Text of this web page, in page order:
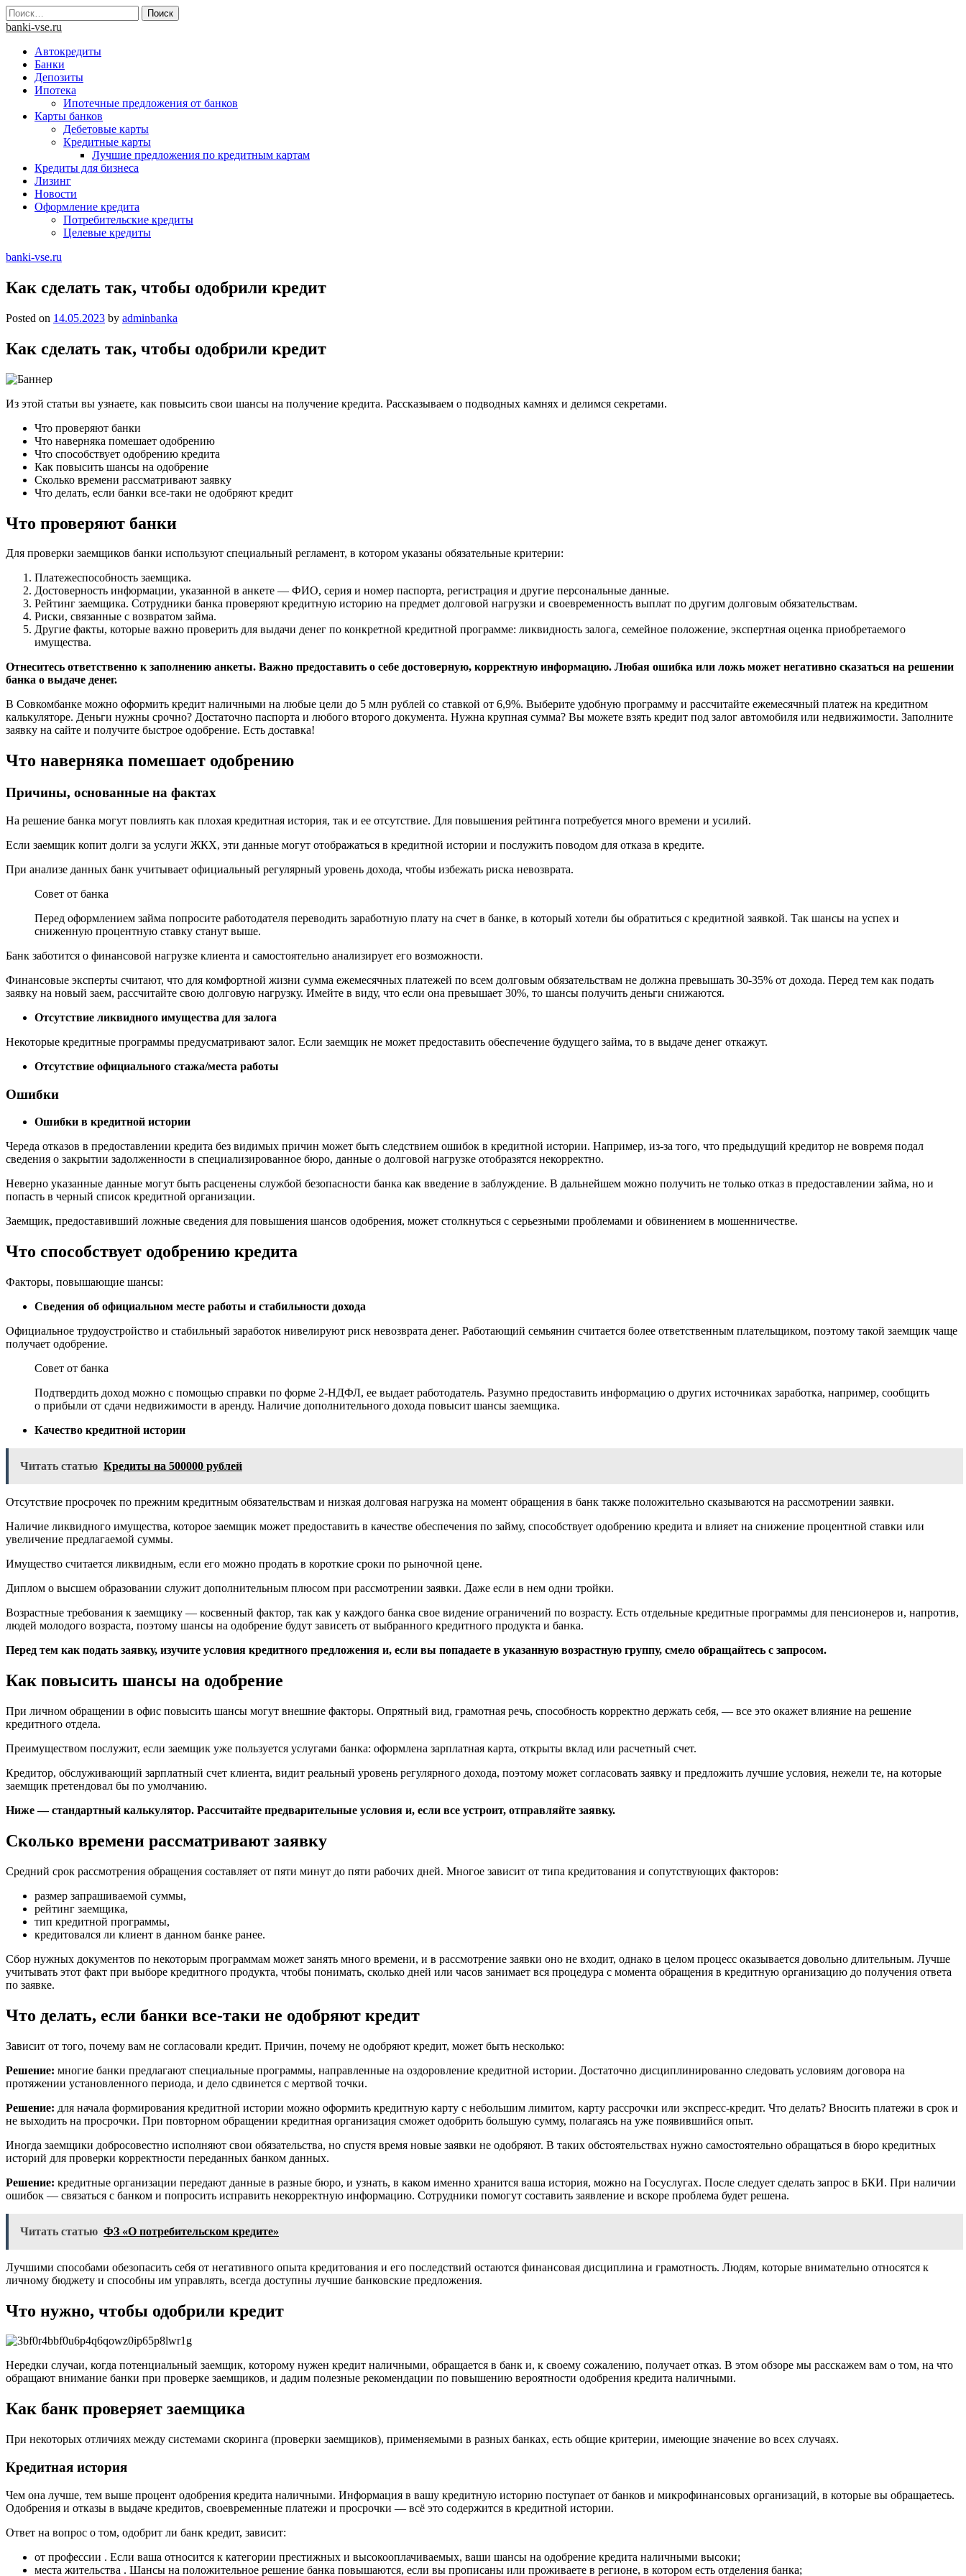
Skip
to
Найти:
banki-vse.ru
Автокредиты
Банки
Депозиты
Ипотека
Ипотечные предложения от банков
Карты банков
Дебетовые карты
Кредитные карты
Лучшие предложения по кредитным картам
Кредиты для бизнеса
Лизинг
Новости
Оформление кредита
Потребительские кредиты
Целевые кредиты
banki-vse.ru
Как сделать так, чтобы одобрили кредит
Posted on 14.05.2023 by adminbanka
Как сделать так, чтобы одобрили кредит
Из этой статьи вы узнаете, как повысить свои шансы на получение кредита. Рассказываем о подводных камнях и делимся секретами.
Что проверяют банки
Что наверняка помешает одобрению
Что способствует одобрению кредита
Как повысить шансы на одобрение
Сколько времени рассматривают заявку
Что делать, если банки все-таки не одобряют кредит
Что проверяют банки
Для проверки заемщиков банки используют специальный регламент, в котором указаны обязательные критерии:
Платежеспособность заемщика.
Достоверность информации, указанной в анкете — ФИО, серия и номер паспорта, регистрация и другие персональные данные.
Рейтинг заемщика. Сотрудники банка проверяют кредитную историю на предмет долговой нагрузки и своевременность выплат по другим долговым обязательствам.
Риски, связанные с возвратом займа.
Другие факты, которые важно проверить для выдачи денег по конкретной кредитной программе: ликвидность залога, семейное положение, экспертная оценка приобретаемого
имущества.
Отнеситесь ответственно к заполнению анкеты. Важно предоставить о себе достоверную, корректную информацию. Любая ошибка или ложь может негативно сказаться на решении
банка о выдаче денег.
В Совкомбанке можно оформить кредит наличными на любые цели до 5 млн рублей со ставкой от 6,9%. Выберите удобную программу и рассчитайте ежемесячный платеж на кредитном
калькуляторе. Деньги нужны срочно? Достаточно паспорта и любого второго документа. Нужна крупная сумма? Вы можете взять кредит под залог автомобиля или недвижимости. Заполните
заявку на сайте и получите быстрое одобрение. Есть доставка!
Что наверняка помешает одобрению
Причины, основанные на фактах
На решение банка могут повлиять как плохая кредитная история, так и ее отсутствие. Для повышения рейтинга потребуется много времени и усилий.
Если заемщик копит долги за услуги ЖКХ, эти данные могут отображаться в кредитной истории и послужить поводом для отказа в кредите.
При анализе данных банк учитывает официальный регулярный уровень дохода, чтобы избежать риска невозврата.
Совет от банка
Перед оформлением займа попросите работодателя переводить заработную плату на счет в банке, в который хотели бы обратиться с кредитной заявкой. Так шансы на успех и
сниженную процентную ставку станут выше.
Банк заботится о финансовой нагрузке клиента и самостоятельно анализирует его возможности.
Финансовые эксперты считают, что для комфортной жизни сумма ежемесячных платежей по всем долговым обязательствам не должна превышать 30-35% от дохода. Перед тем как подать
заявку на новый заем, рассчитайте свою долговую нагрузку. Имейте в виду, что если она превышает 30%, то шансы получить деньги снижаются.
Отсутствие ликвидного имущества для залога
Некоторые кредитные программы предусматривают залог. Если заемщик не может предоставить обеспечение будущего займа, то в выдаче денег откажут.
Отсутствие официального стажа/места работы
Ошибки
Ошибки в кредитной истории
Череда отказов в предоставлении кредита без видимых причин может быть следствием ошибок в кредитной истории. Например, из-за того, что предыдущий кредитор не вовремя подал
сведения о закрытии задолженности в специализированное бюро, данные о долговой нагрузке отобразятся некорректно.
Неверно указанные данные могут быть расценены службой безопасности банка как введение в заблуждение. В дальнейшем можно получить не только отказ в предоставлении займа, но и
попасть в черный список кредитной организации.
Заемщик, предоставивший ложные сведения для повышения шансов одобрения, может столкнуться с серьезными проблемами и обвинением в мошенничестве.
Что способствует одобрению кредита
Факторы, повышающие шансы:
Сведения об официальном месте работы и стабильности дохода
Официальное трудоустройство и стабильный заработок нивелируют риск невозврата денег. Работающий семьянин считается более ответственным плательщиком, поэтому такой заемщик чаще
получает одобрение.
Совет от банка
Подтвердить доход можно с помощью справки по форме 2-НДФЛ, ее выдает работодатель. Разумно предоставить информацию о других источниках заработка, например, сообщить
о прибыли от сдачи недвижимости в аренду. Наличие дополнительного дохода повысит шансы заемщика.
Качество кредитной истории
Читать статью Кредиты на 500000 рублей
Отсутствие просрочек по прежним кредитным обязательствам и низкая долговая нагрузка на момент обращения в банк также положительно сказываются на рассмотрении заявки.
Наличие ликвидного имущества, которое заемщик может предоставить в качестве обеспечения по займу, способствует одобрению кредита и влияет на снижение процентной ставки или
увеличение предлагаемой суммы.
Имущество считается ликвидным, если его можно продать в короткие сроки по рыночной цене.
Диплом о высшем образовании служит дополнительным плюсом при рассмотрении заявки. Даже если в нем одни тройки.
Возрастные требования к заемщику — косвенный фактор, так как у каждого банка свое видение ограничений по возрасту. Есть отдельные кредитные программы для пенсионеров и, напротив,
людей молодого возраста, поэтому шансы на одобрение будут зависеть от выбранного кредитного продукта и банка.
Перед тем как подать заявку, изучите условия кредитного предложения и, если вы попадаете в указанную возрастную группу, смело обращайтесь с запросом.
Как повысить шансы на одобрение
При личном обращении в офис повысить шансы могут внешние факторы. Опрятный вид, грамотная речь, способность корректно держать себя, — все это окажет влияние на решение
кредитного отдела.
Преимуществом послужит, если заемщик уже пользуется услугами банка: оформлена зарплатная карта, открыты вклад или расчетный счет.
Кредитор, обслуживающий зарплатный счет клиента, видит реальный уровень регулярного дохода, поэтому может согласовать заявку и предложить лучшие условия, нежели те, на которые
заемщик претендовал бы по умолчанию.
Ниже — стандартный калькулятор. Рассчитайте предварительные условия и, если все устроит, отправляйте заявку.
Сколько времени рассматривают заявку
Средний срок рассмотрения обращения составляет от пяти минут до пяти рабочих дней. Многое зависит от типа кредитования и сопутствующих факторов:
размер запрашиваемой суммы,
рейтинг заемщика,
тип кредитной программы,
кредитовался ли клиент в данном банке ранее.
Сбор нужных документов по некоторым программам может занять много времени, и в рассмотрение заявки оно не входит, однако в целом процесс оказывается довольно длительным. Лучше
учитывать этот факт при выборе кредитного продукта, чтобы понимать, сколько дней или часов занимает вся процедура с момента обращения в кредитную организацию до получения ответа
по заявке.
Что делать, если банки все-таки не одобряют кредит
Зависит от того, почему вам не согласовали кредит. Причин, почему не одобряют кредит, может быть несколько:
Решение: многие банки предлагают специальные программы, направленные на оздоровление кредитной истории. Достаточно дисциплинированно следовать условиям договора на
протяжении установленного периода, и дело сдвинется с мертвой точки.
Решение: для начала формирования кредитной истории можно оформить кредитную карту с небольшим лимитом, карту рассрочки или экспресс-кредит. Что делать? Вносить платежи в срок и
не выходить на просрочки. При повторном обращении кредитная организация сможет одобрить большую сумму, полагаясь на уже появившийся опыт.
Иногда заемщики добросовестно исполняют свои обязательства, но спустя время новые заявки не одобряют. В таких обстоятельствах нужно самостоятельно обращаться в бюро кредитных
историй для проверки корректности переданных банком данных.
Решение: кредитные организации передают данные в разные бюро, и узнать, в каком именно хранится ваша история, можно на Госуслугах. После следует сделать запрос в БКИ. При наличии
ошибок — связаться с банком и попросить исправить некорректную информацию. Сотрудники помогут составить заявление и вскоре проблема будет решена.
Читать статью ФЗ «О потребительском кредите»
Лучшими способами обезопасить себя от негативного опыта кредитования и его последствий остаются финансовая дисциплина и грамотность. Людям, которые внимательно относятся к
личному бюджету и способны им управлять, всегда доступны лучшие банковские предложения.
Что нужно, чтобы одобрили кредит
Нередки случаи, когда потенциальный заемщик, которому нужен кредит наличными, обращается в банк и, к своему сожалению, получает отказ. В этом обзоре мы расскажем вам о том, на что
обращают внимание банки при проверке заемщиков, и дадим полезные рекомендации по повышению вероятности одобрения кредита наличными.
Как банк проверяет заемщика
При некоторых отличиях между системами скоринга (проверки заемщиков), применяемыми в разных банках, есть общие критерии, имеющие значение во всех случаях.
Кредитная история
Чем она лучше, тем выше процент одобрения кредита наличными. Информация в вашу кредитную историю поступает от банков и микрофинансовых организаций, в которые вы обращаетесь.
Одобрения и отказы в выдаче кредитов, своевременные платежи и просрочки — всё это содержится в кредитной истории.
Ответ на вопрос о том, одобрит ли банк кредит, зависит:
от профессии . Если ваша относится к категории престижных и высокооплачиваемых, ваши шансы на одобрение кредита наличными высоки;
места жительства . Шансы на положительное решение банка повышаются, если вы прописаны или проживаете в регионе, в котором есть отделения банка;